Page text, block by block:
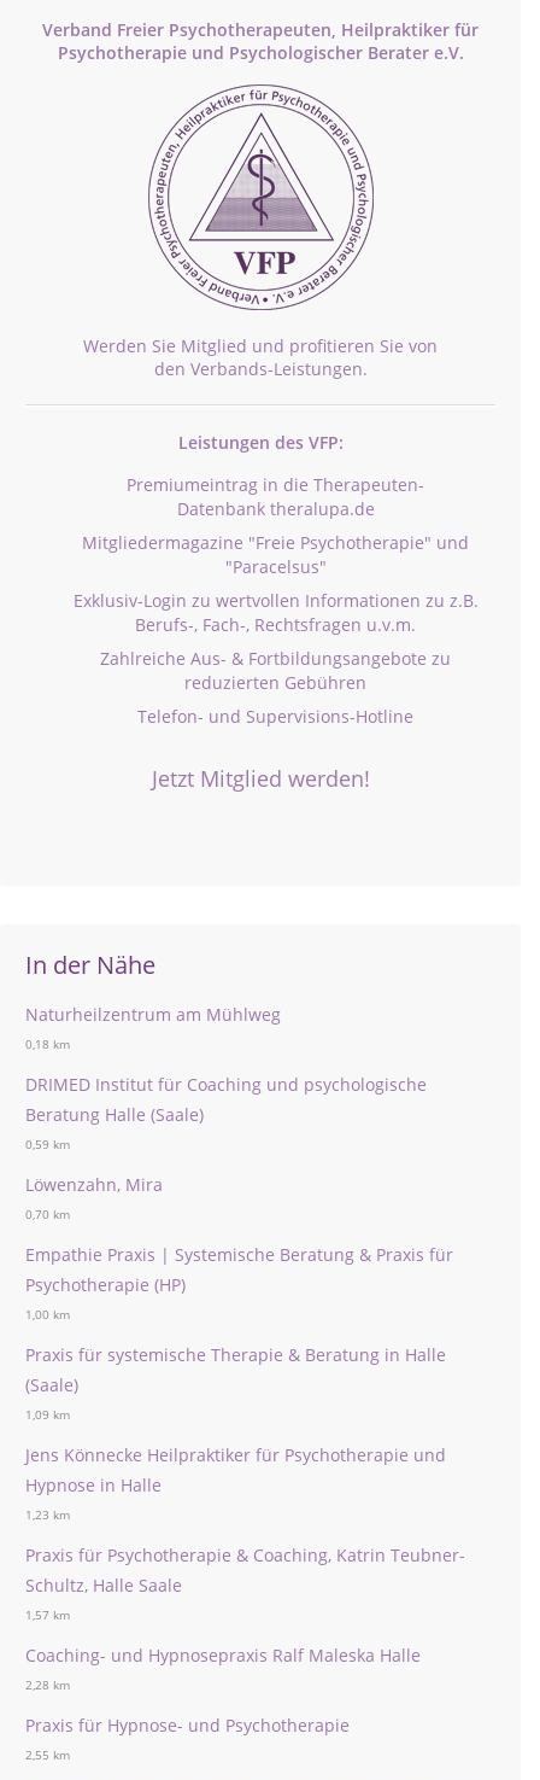
Verband Freier Psychotherapeuten, Heilpraktiker für
Psychotherapie und Psychologischer Berater e.V.
Werden Sie Mitglied und profitieren Sie von
den Verbands-Leistungen.
Leistungen des VFP:
Premiumeintrag in die Therapeuten-
Datenbank theralupa.de
Mitgliedermagazine "Freie Psychotherapie" und
"Paracelsus"
Exklusiv-Login zu wertvollen Informationen zu z.B.
Berufs-, Fach-, Rechtsfragen u.v.m.
Zahlreiche Aus- & Fortbildungsangebote zu
reduzierten Gebühren
Telefon- und Supervisions-Hotline
Jetzt Mitglied werden!
In der Nähe
Naturheilzentrum am Mühlweg
0,18 km
DRIMED Institut für Coaching und psychologische
Beratung Halle (Saale)
0,59 km
Löwenzahn, Mira
0,70 km
Empathie Praxis | Systemische Beratung & Praxis für
Psychotherapie (HP)
1,00 km
Praxis für systemische Therapie & Beratung in Halle
(Saale)
1,09 km
Jens Könnecke Heilpraktiker für Psychotherapie und
Hypnose in Halle
1,23 km
Praxis für Psychotherapie & Coaching, Katrin Teubner-
Schultz, Halle Saale
1,57 km
Coaching- und Hypnosepraxis Ralf Maleska Halle
2,28 km
Praxis für Hypnose- und Psychotherapie
2,55 km